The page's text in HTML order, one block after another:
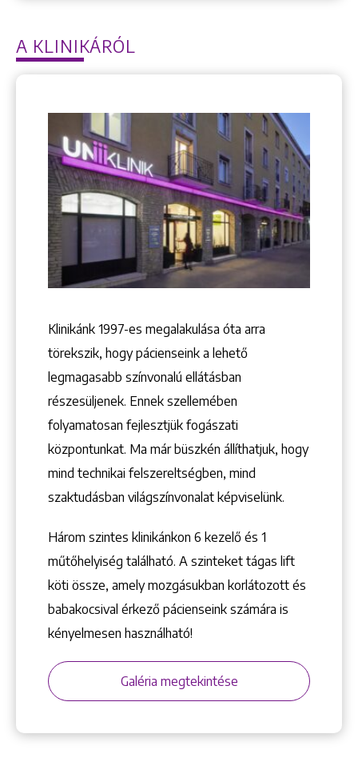
+36 1 222 7250
+36 1 222 9150
1148 Budapest, Örs vezér tere 2.
Keresés
A KLINIKÁRÓL
Klinikánk 1997-­es megalakulása óta arra
törekszik, hogy pácienseink a lehető
legmagasabb színvonalú ellátásban
részesüljenek. Ennek szellemében
folyamatosan fejlesztjük fogászati
központunkat. Ma már büszkén állíthatjuk, hogy
mind technikai felszereltségben, mind
szaktudásban világszínvonalat képviselünk.
Három szintes klinikánkon 6 kezelő ­és 1
műtőhelyiség található. A szinteket tágas lift
köti össze, amely mozgásukban korlátozott és
babakocsival érkező pácienseink számára is
kényelmesen használható!
Galéria megtekintése